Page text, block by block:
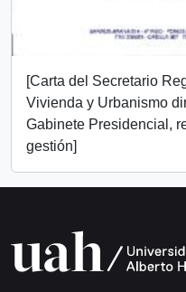
[Carta del Secretario
Vivienda y Urbanismo
Gabinete Presidencial,
gestión]